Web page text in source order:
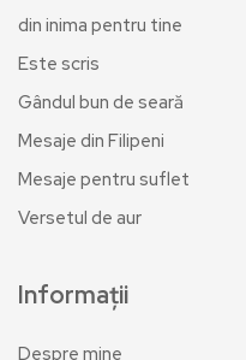
din inima pentru tine
Este scris
Gândul bun de seară
Mesaje din Filipeni
Mesaje pentru suflet
Versetul de aur
Informații
Despre mine